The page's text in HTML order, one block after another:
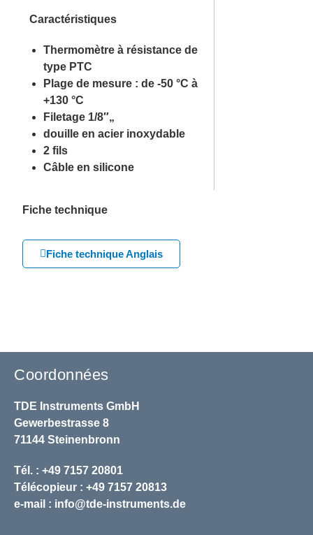
Caractéristiques
Thermomètre à résistance de
type PTC
Plage de mesure : de -50 °C à
+130 °C
Filetage 1/8″„
douille en acier inoxydable
2 fils
Câble en silicone
Fiche technique
Fiche technique Anglais
Coordonnées
TDE Instruments GmbH
Gewerbestrasse 8
71144 Steinenbronn
Tél. : +49 7157 20801
Télécopieur : +49 7157 20813
e-mail : info@tde-instruments.de